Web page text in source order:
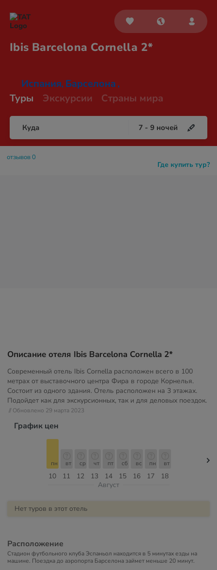
Ibis Barcelona Cornella 2*
Испания, Барселона ,
Туры Экскурсии Страны мира
Куда 7 - 9 ночей
Где купить тур?
отзывов 0
Описание отеля Ibis Barcelona Cornella 2*
Современный отель Ibis Cornella расположен всего в 100
метрах от выставочного центра Фира в городе Корнелья.
Состоит из одного здания. Отель расположен на 3 этажах.
Подойдет как для экскурсионных, так и для деловых поездок.
// Обновлено 29 марта 2023
График цен
10
пн
11
вт
12
ср
13
чт
14
пт
15
сб
16
вс
17
пн
18
вт
Август
Нет туров в этот отель
Расположение
Стадион футбольного клуба Эспаньол находится в 5 минутах езды на
машине. Поездка до аэропорта Барселона займет меньше 20 минут.